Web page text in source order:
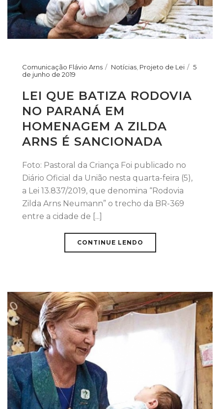
Comunicação Flávio Arns Notícias Projeto de Lei
5
de junho de 2019
LEI QUE BATIZA RODOVIA
NO PARANÁ EM
HOMENAGEM A ZILDA
ARNS É SANCIONADA
Foto: Pastoral da Criança Foi publicado no
Diário Oficial da União nesta quarta-feira (5),
a Lei 13.837/2019, que denomina “Rodovia
Zilda Arns Neumann” o trecho da BR-369
entre a cidade de [...]
CONTINUE LENDO